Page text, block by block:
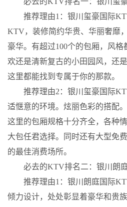
推荐理由1：银川玺豪国际
KTV，装修简约华贵、华丽奢靡
豪华。有超过100个的包厢，风
欢还是清新复古的小田园风，还
这里都能找到专属于你的那款。
推荐理由2：银川玺豪国际
适惬意的环境。炫丽色彩的搭配
这里的包厢规格十分齐全，各种
大包任君选择。同时还有大型免
的最佳消费场所。
必去的KTV排名二：银川朗
推荐理由1：银川朗庭国际
倾力设计，处处彰显着豪华和贵